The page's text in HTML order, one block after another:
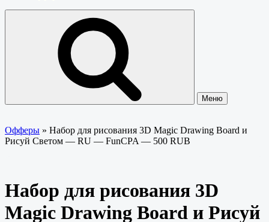
Меню
Офферы » Набор для рисования 3D Magic Drawing Board и
Рисуй Светом — RU — FunCPA — 500 RUB
Набор для рисования 3D
Magic Drawing Board и Рисуй